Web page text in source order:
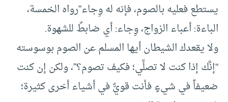
يستطع فعليه بالصوم، فإنه له وِجاء”رواه الخمسة،
الباءة: أعباء الزواج، وِجاء: أي ضابطٌ للشهوة.
ولا يقعدك الشيطان أيها المسلم عن الصوم بوسوسته
“إنَّك إذا كنت لا تصلِّي؛ فكيف تصوم؟”، ولكن إن كنت
ضعيفاً في شيءٍ فأنت قويٌّ في أشياء أخرى كثيرة؛